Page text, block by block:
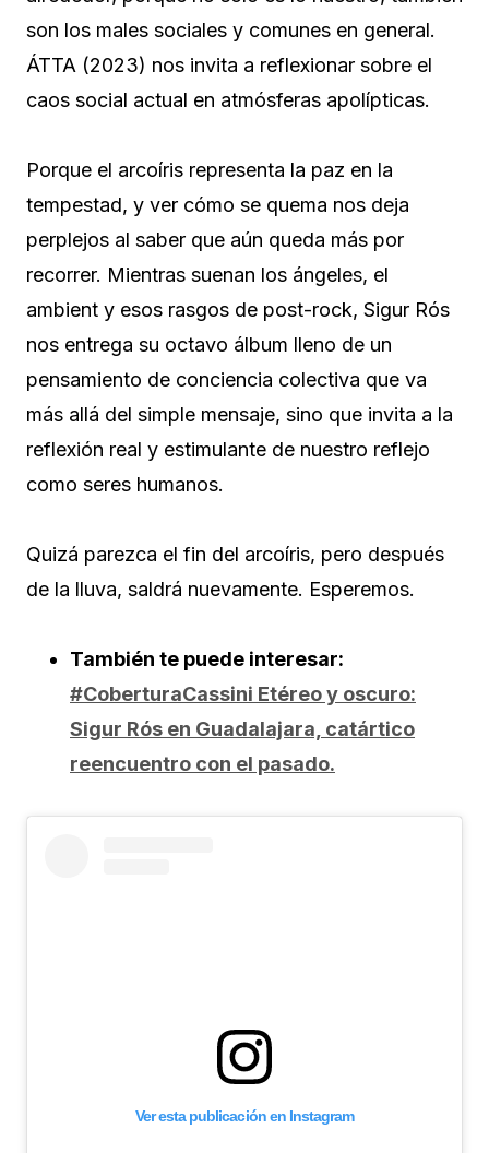
son los males sociales y comunes en general.
ÁTTA (2023) nos invita a reflexionar sobre el
caos social actual en atmósferas apolípticas.
Porque el arcoíris representa la paz en la
tempestad, y ver cómo se quema nos deja
perplejos al saber que aún queda más por
recorrer. Mientras suenan los ángeles, el
ambient y esos rasgos de post-rock, Sigur Rós
nos entrega su octavo álbum lleno de un
pensamiento de conciencia colectiva que va
más allá del simple mensaje, sino que invita a la
reflexión real y estimulante de nuestro reflejo
como seres humanos.
Quizá parezca el fin del arcoíris, pero después
de la lluva, saldrá nuevamente. Esperemos.
También te puede interesar:
#CoberturaCassini Etéreo y oscuro:
Sigur Rós en Guadalajara, catártico
reencuentro con el pasado.
Ver esta publicación en Instagram